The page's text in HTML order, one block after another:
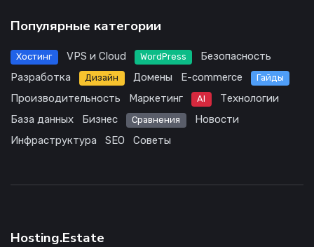
Популярные категории
Хостинг VPS и Cloud WordPress
Безопасность
Разработка
Дизайн Домены E-commerce Гайды
Производительность Маркетинг AI
Технологии
База данных
Бизнес Сравнения
Новости
Инфраструктура
SEO Советы
Hosting.Estate